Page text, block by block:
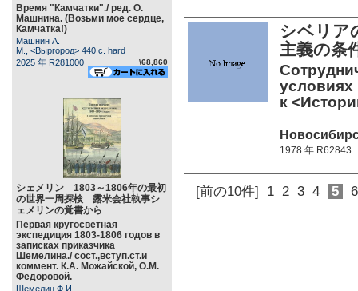
Время "Камчатки"./ ред. О.
Машнина. (Возьми мое сердце,
Камчатка!)
Машнин А.
М., <Выргород> 440 c. hard
2025 年 R281000
\68,860
シェメリン 1803～1806年の最初
の世界一周探検 露米会社執事シ
ェメリンの覚書から
Первая кругосветная
экспедиция 1803-1806 годов в
записках приказчика
Шемелина./ сост.,вступ.ст.и
коммент. К.А. Можайской, О.М.
Федоровой.
Шемелин Ф.И.
シベリア
主義の条
условиях
к
1978 年 R62843
[前の10件] 1 2 3 4 5 6